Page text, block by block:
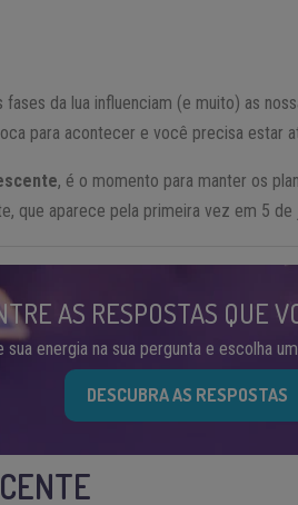
da lua influenciam (e muito) as
para acontecer e você precisa estar
, é o momento para manter os
que aparece pela primeira vez em 5 de
AS RESPOSTAS QUE
sua energia na sua pergunta e escolha
DESCUBRA AS RESPOSTAS